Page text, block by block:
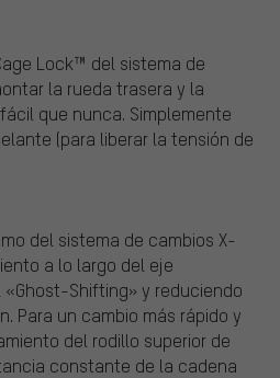
Lock™ del sistema de
la rueda trasera y la
que nunca. Simplemente
(para liberar la tensión de
del sistema de cambios X-
a lo largo del eje
Shifting» y reduciendo
Para un cambio más rápido y
del rodillo superior de
constante de la cadena